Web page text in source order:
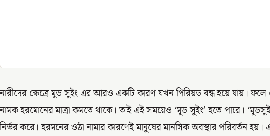
নারীদের ক্ষেত্রে মুড সুইং এর আরও একটি কারণ যখন পিরিয়ড বন্ধ হয়ে যায়।
নামক হরমোনের মাত্রা কমতে থাকে। তাই এই সময়েও ‘মুড সুইং’ হতে পারে।
নির্ভর করে। হরমনের ওঠা নামার কারণেই মানুষের মানসিক অবস্থার পরিবর্তন